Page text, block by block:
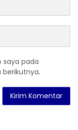
saya pada